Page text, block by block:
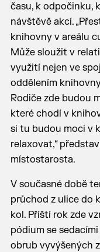
času, k odpočinku,
návštěvě akcí.
knihovny v areálu
Může sloužit v
využití nejen ve
oddělením
Rodiče zde budou
které chodí v
si tu budou moci v
relaxovat,“
místostarosta.
V současné době
průchod z ulice do
kol. Příští rok zde
pódium se
obrub vyvýšených